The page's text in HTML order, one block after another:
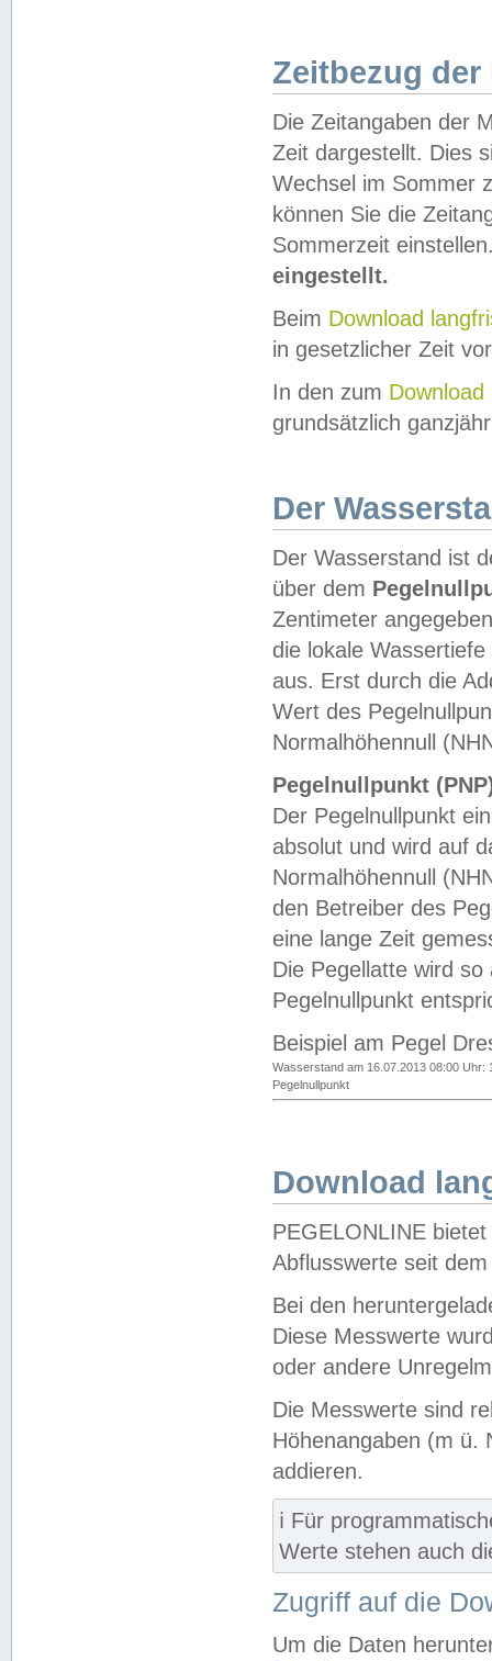
Zeitbezug der
Die Zeitangaben der
Zeit dargestellt. Dies
Wechsel im Sommer
können Sie die
Sommerzeit
eingestellt.
Beim Download
in gesetzlicher Zeit
In den zum Download
grundsätzlich
Der
Der Wasserstand ist
über dem
Zentimeter
die lokale
aus. Erst durch die
Wert des
Normalhöhennull
Pegelnullpunkt
Der Pegelnullpunkt
absolut und wird auf
Normalhöhennull
den Betreiber des
eine lange Zeit
Die Pegellatte wird
Pegelnullpunkt
Beispiel am Pegel
Wasserstand am 16.07.2013 08:00 Uhr:
Pegelnullpunkt
Download
PEGELONLINE
Abflusswerte seit
Bei den
Diese Messwerte
oder andere
Die Messwerte sind
Höhenangaben (m ü.
addieren.
ℹ️ Für
Werte stehen auch
Zugriff auf die
Um die Daten